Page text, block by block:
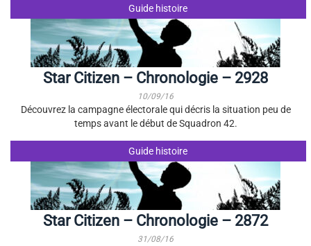
Guide histoire
Star Citizen – Chronologie – 2928
10/09/16
Découvrez la campagne électorale qui décris la situation peu de
temps avant le début de Squadron 42.
Guide histoire
Star Citizen – Chronologie – 2872
31/08/16